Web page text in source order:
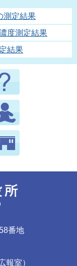
測定結果
度測定結果
結果
番地
報室）